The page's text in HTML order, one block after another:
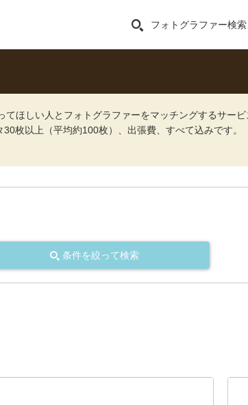
フォトグラファー検索
ほしい人とフォトグラファーをマッチングするサービ
枚以上（平均約100枚）、出張費、すべて込みです。
条件を絞って検索